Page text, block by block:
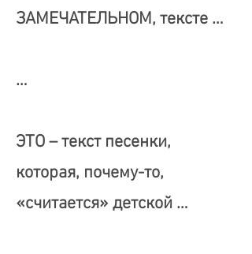
ЗАМЕЧАТЕЛЬНОМ, тексте …
…
ЭТО – текст песенки,
которая, почему-то,
«считается» детской …